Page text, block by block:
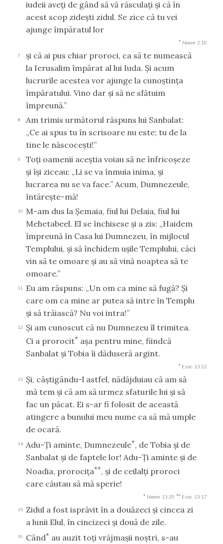
iudeii aveţi de gând să vă răsculaţi şi că în
acest scop zideşti zidul. Se zice că tu vei
ajunge împăratul lor
* Neem 2:19
7
şi că ai pus chiar proroci, ca să te numească
la Ierusalim împărat al lui Iuda. Şi acum
lucrurile acestea vor ajunge la cunoştinţa
împăratului. Vino dar şi să ne sfătuim
împreună.”
8
Am trimis următorul răspuns lui Sanbalat:
„Ce ai spus tu în scrisoare nu este; tu de la
tine le născoceşti!”
9
Toţi oamenii aceştia voiau să ne înfricoşeze
şi îşi ziceau: „Li se va înmuia inima, şi
lucrarea nu se va face.” Acum, Dumnezeule,
întăreşte-mă!
10
M-am dus la Şemaia, fiul lui Delaia, fiul lui
Mehetabeel. El se închisese şi a zis: „Haidem
împreună în Casa lui Dumnezeu, în mijlocul
Templului, şi să închidem uşile Templului, căci
vin să te omoare şi au să vină noaptea să te
omoare.”
11
Eu am răspuns: „Un om ca mine să fugă? Şi
care om ca mine ar putea să intre în Templu
şi să trăiască? Nu voi intra!”
12
Şi am cunoscut că nu Dumnezeu îl trimitea.
Ci a prorocit* aşa pentru mine, fiindcă
Sanbalat şi Tobia îi dăduseră argint.
* Ezec 13:22
13
Şi, câştigându-l astfel, nădăjduiau că am să
mă tem şi că am să urmez sfaturile lui şi să
fac un păcat. Ei s-ar fi folosit de această
atingere a bunului meu nume ca să mă umple
de ocară.
14 Adu-Ţi aminte, Dumnezeule*, de Tobia şi de
Sanbalat şi de faptele lor! Adu-Ţi aminte şi de
Noadia, prorociţa**, şi de ceilalţi proroci
care căutau să mă sperie!
* Neem 13:29 ** Ezec 13:17
15
Zidul a fost isprăvit în a douăzeci şi cincea zi
a lunii Elul, în cincizeci şi două de zile.
16 Când* au auzit toţi vrăjmaşii noştri, s-au